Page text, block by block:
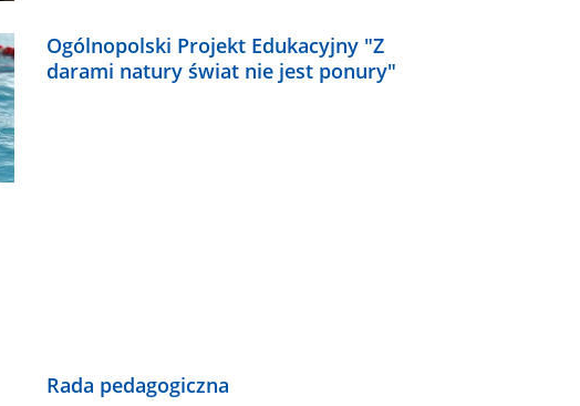
Ogólnopolski Projekt Edukacyjny "Z
darami natury świat nie jest ponury"
Rada pedagogiczna